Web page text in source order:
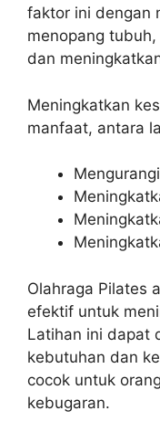
faktor ini dengan
menopang
dan
Meningkatkan
manfaat, antara
Olahraga Pilates
efektif untuk
Latihan ini dapat
kebutuhan dan
cocok untuk
kebugaran.